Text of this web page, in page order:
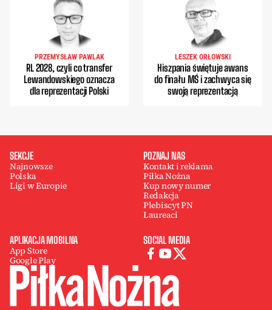
PRZEMYSŁAW PAWLAK
RL 2028, czyli co transfer
Lewandowskiego oznacza
dla reprezentacji Polski
LESZEK ORŁOWSKI
Hiszpania świętuje awans
do finału MŚ i zachwyca się
swoją reprezentacją
SEKCJE
Najnowsze
Polska
Ligi w Europie
POZNAJ NAS
Kontakt i reklama
Piłka Nożna
Kup nowy numer
Redakcja
Plebiscyt PN
Laureaci
APLIKACJA MOBILNA
App Store
Google Play
SOCIAL MEDIA